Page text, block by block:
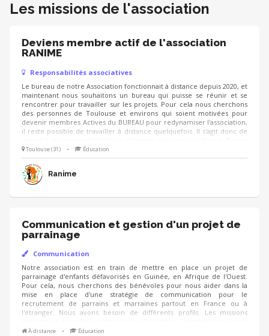
Les missions de l'association
Deviens membre actif de l'association
RANIME
Responsabilités associatives
Le bureau de notre Association fonctionnait à distance depuis 2020, et
maintenant nous souhaitons un bureau qui puisse se réunir et se
rencontrer pour travailler sur les projets. Pour cela nous cherchons
des personnes de Toulouse et environs qui soient motivées pour
devenir membres Actives du BUREAU pour redynamiser l'association,
il reste possible de travailler à distance quelquefois. Il s'agit donc de
Ambiance
Toulouse (31) • Éducation
Ranime
Communication et gestion d'un projet de
parrainage
Communication
Notre association est en train de mettre en place un projet de
parrainage d'enfants défavorisés en Guinée, en Afrique de l'Ouest.
Pour cela, nous cherchons des bénévoles pour nous aider dans la
mise en place d'une stratégie de communication pour le
recrutement de parrains et marraines partout en France ou à
l'étranger. Nous avons besoin de différents profils. Les missions
plus de détails. Liste de missions non exhaustive ici👇
À distance • Éducation